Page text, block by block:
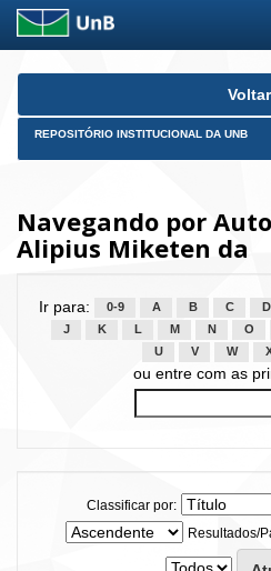
Skip
Voltar
REPOSITÓRIO INSTITUCIONAL DA UNB
Navegando por
Alipius Miketen da
Ir para: 0-9 A B C D
J
K L M N O
U
V W
ou entre com as
Classificar por:
Resultados/